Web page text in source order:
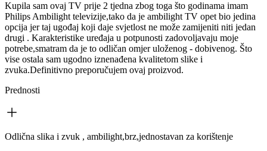
Kupila sam ovaj TV prije 2 tjedna zbog toga što godinama imam
Philips Ambilight televizije,tako da je ambilight TV opet bio jedina
opcija jer taj ugođaj koji daje svjetlost ne može zamijeniti niti jedan
drugi . Karakteristike uređaja u potpunosti zadovoljavaju moje
potrebe,smatram da je to odličan omjer uloženog - dobivenog. Što
vise ostala sam ugodno iznenađena kvalitetom slike i
zvuka.Definitivno preporučujem ovaj proizvod.
Prednosti
Odlična slika i zvuk , ambilight,brz,jednostavan za korištenje